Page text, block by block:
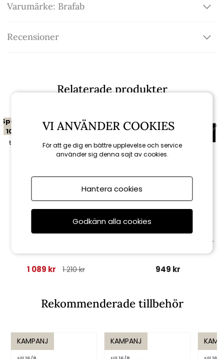
Varumärke: Brafab
Recensioner
Relaterade produkter
Spara
10%
till 16/8
1 089 kr 1 210 kr
Dynväska 200x75 H 60 cm -
949 kr
Rekommenderade tillbehör
KAMPANJ KAMPANJ
VI ANVÄNDER COOKIES
För att ge dig en bättre upplevelse och service
använder sig denna sajt av cookies.
Hantera cookies
Godkänn alla cookies